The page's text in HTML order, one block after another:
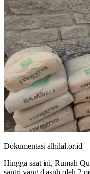
Dokumentasi alhilal.or.id
Hingga saat ini, Rumah
santri yang diasuh oleh 2